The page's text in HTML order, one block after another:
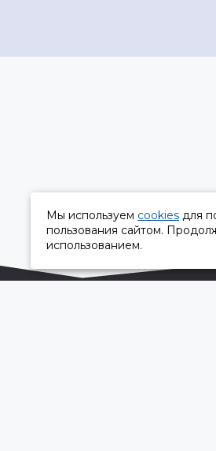
Мы используем cookies для
пользования сайтом.
использованием.